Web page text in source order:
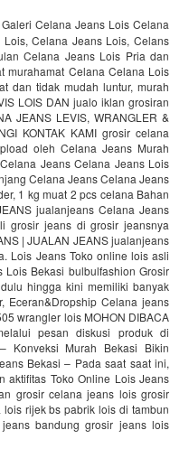
Celana Jeans Lois Celana
Celana Jeans Lois, Celans
Celana Jeans Lois Pria dan
murahamat Celana Celana Lois
dan tidak mudah luntur, murah
LOIS DAN jualo iklan grosiran
JEANS LEVIS, WRANGLER &
KONTAK KAMI grosir celana
oleh Celana Jeans Murah
Jeans Celana Jeans Lois
Celana Jeans Celana Jeans
1 kg muat 2 pcs celana Bahan
jualanjeans Celana Jeans
grosir jeans di grosir jeansnya
| JUALAN JEANS jualanjeans
Lois Jeans Toko online lois asli
Bekasi bulbulfashion Grosir
hingga kini memiliki banyak
Eceran&Dropship Celana jeans
wrangler lois MOHON DIBACA
pesan diskusi produk di
Konveksi Murah Bekasi Bikin
Bekasi – Pada saat saat ini,
aktifitas Toko Online Lois Jeans
grosir celana jeans lois grosir
rijek bs pabrik lois di tambun
bandung grosir jeans lois